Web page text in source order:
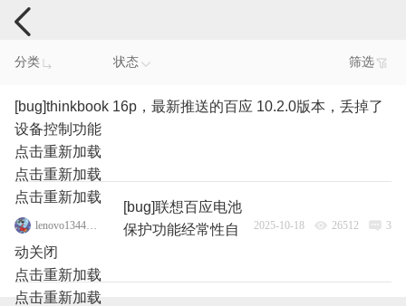
电脑反馈
分类 状态 筛选
[bug]thinkbook 16p，最新推送的百应 10.2.0版本，丢掉了
设备控制功能
点击重新加载
点击重新加载
点击重新加载
lenovo134460707 2025-10-18 26512 3
[bug]联想百应电池
保护功能经常性自
动关闭
点击重新加载
点击重新加载